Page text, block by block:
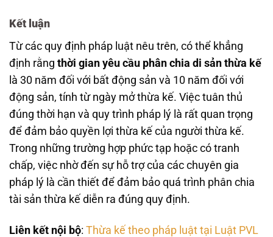
Kết luận
Từ các quy định pháp luật nêu trên, có thể khẳng
định rằng thời gian yêu cầu phân chia di sản thừa kế
là 30 năm đối với bất động sản và 10 năm đối với
động sản, tính từ ngày mở thừa kế. Việc tuân thủ
đúng thời hạn và quy trình pháp lý là rất quan trọng
để đảm bảo quyền lợi thừa kế của người thừa kế.
Trong những trường hợp phức tạp hoặc có tranh
chấp, việc nhờ đến sự hỗ trợ của các chuyên gia
pháp lý là cần thiết để đảm bảo quá trình phân chia
tài sản thừa kế diễn ra đúng quy định.
Liên kết nội bộ: Thừa kế theo pháp luật tại Luật PVL